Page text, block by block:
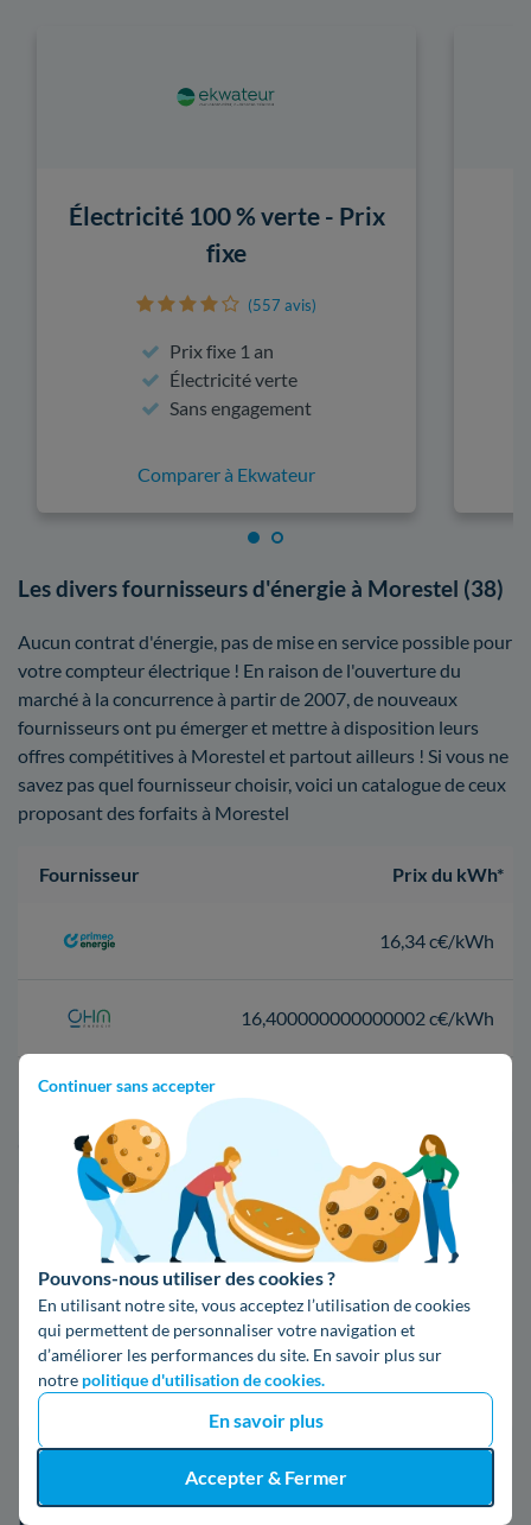
Continuer sans accepter
Pouvons-nous utiliser des cookies ?
En utilisant notre site, vous acceptez l’utilisation de cookies
qui permettent de personnaliser votre navigation et
d’améliorer les performances du site. En savoir plus sur
notre politique d'utilisation de cookies.
En savoir plus
Accepter & Fermer
Électricité 100 % verte - Prix
fixe
(557 avis)
Prix fixe 1 an
Électricité verte
Sans engagement
Comparer à Ekwateur
Les divers fournisseurs d'énergie à Morestel (38)
Aucun contrat d'énergie, pas de mise en service possible pour
votre compteur électrique ! En raison de l'ouverture du
marché à la concurrence à partir de 2007, de nouveaux
fournisseurs ont pu émerger et mettre à disposition leurs
offres compétitives à Morestel et partout ailleurs ! Si vous ne
savez pas quel fournisseur choisir, voici un catalogue de ceux
proposant des forfaits à Morestel
Fournisseur Prix du kWh*
16,34 c€/kWh
16,400000000000002 c€/kWh
*Prix TTC pour un forfait base d’une puissance de 6 kVA
Infos / souscriptions
(appel non surtaxé)
09 78 46 71 74
Comparer les offres
5. Tout ce qu'il faut savoir d'Enedis à